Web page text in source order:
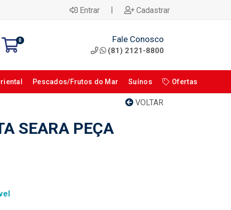
Entrar | Cadastrar
0 Fale Conosco
(81) 2121-8800
Pescados/Frutos do Mar Suínos Ofertas
VOLTAR
SEARA PEÇA